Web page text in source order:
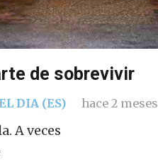
de sobrevivir
DIA (ES) hace 2 meses
A veces